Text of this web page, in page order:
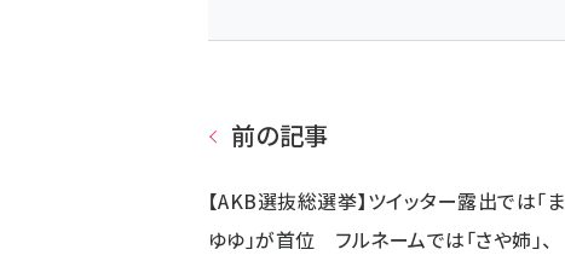
前の記事
【AKB選抜総選挙】ツイッター露出では「ま
ゆゆ」が首位 フルネームでは「さや姉」、